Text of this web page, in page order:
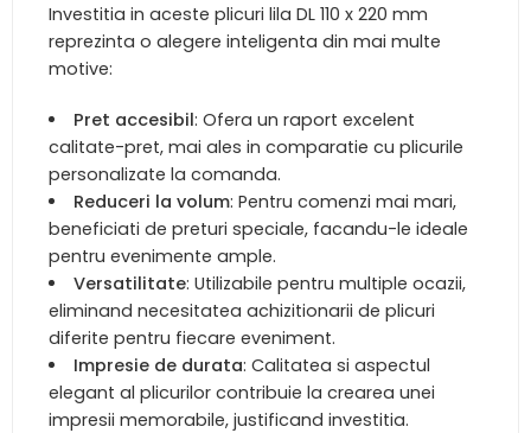
Investitia in aceste plicuri lila DL 110 x 220 mm
reprezinta o alegere inteligenta din mai multe
motive:
Pret accesibil: Ofera un raport excelent
calitate-pret, mai ales in comparatie cu plicurile
personalizate la comanda.
Reduceri la volum: Pentru comenzi mai mari,
beneficiati de preturi speciale, facandu-le ideale
pentru evenimente ample.
Versatilitate: Utilizabile pentru multiple ocazii,
eliminand necesitatea achizitionarii de plicuri
diferite pentru fiecare eveniment.
Impresie de durata: Calitatea si aspectul
elegant al plicurilor contribuie la crearea unei
impresii memorabile, justificand investitia.